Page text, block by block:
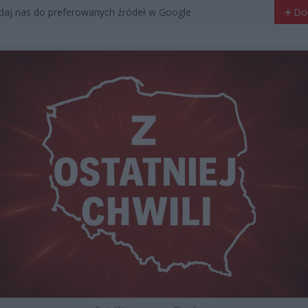
nas do preferowanych źródeł w Google